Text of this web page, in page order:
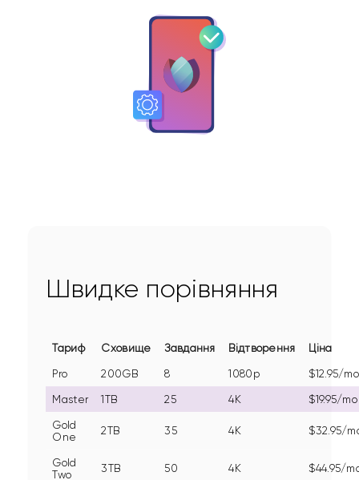
Швидке порівняння
Тариф Сховище Завдання Відтворення Ціна
Pro 200GB 8 1080p $12.95/mo
Master 1TB 25 4K $19.95/mo
Gold
One
2TB 35 4K $32.95/
Gold
Two
3TB 50 4K $44.95/